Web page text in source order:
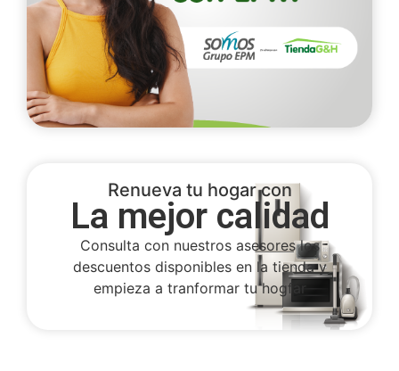
Renueva tu hogar con
La mejor calidad
Consulta con nuestros asesores los
descuentos disponibles en la tienda y
empieza a tranformar tu hogfar